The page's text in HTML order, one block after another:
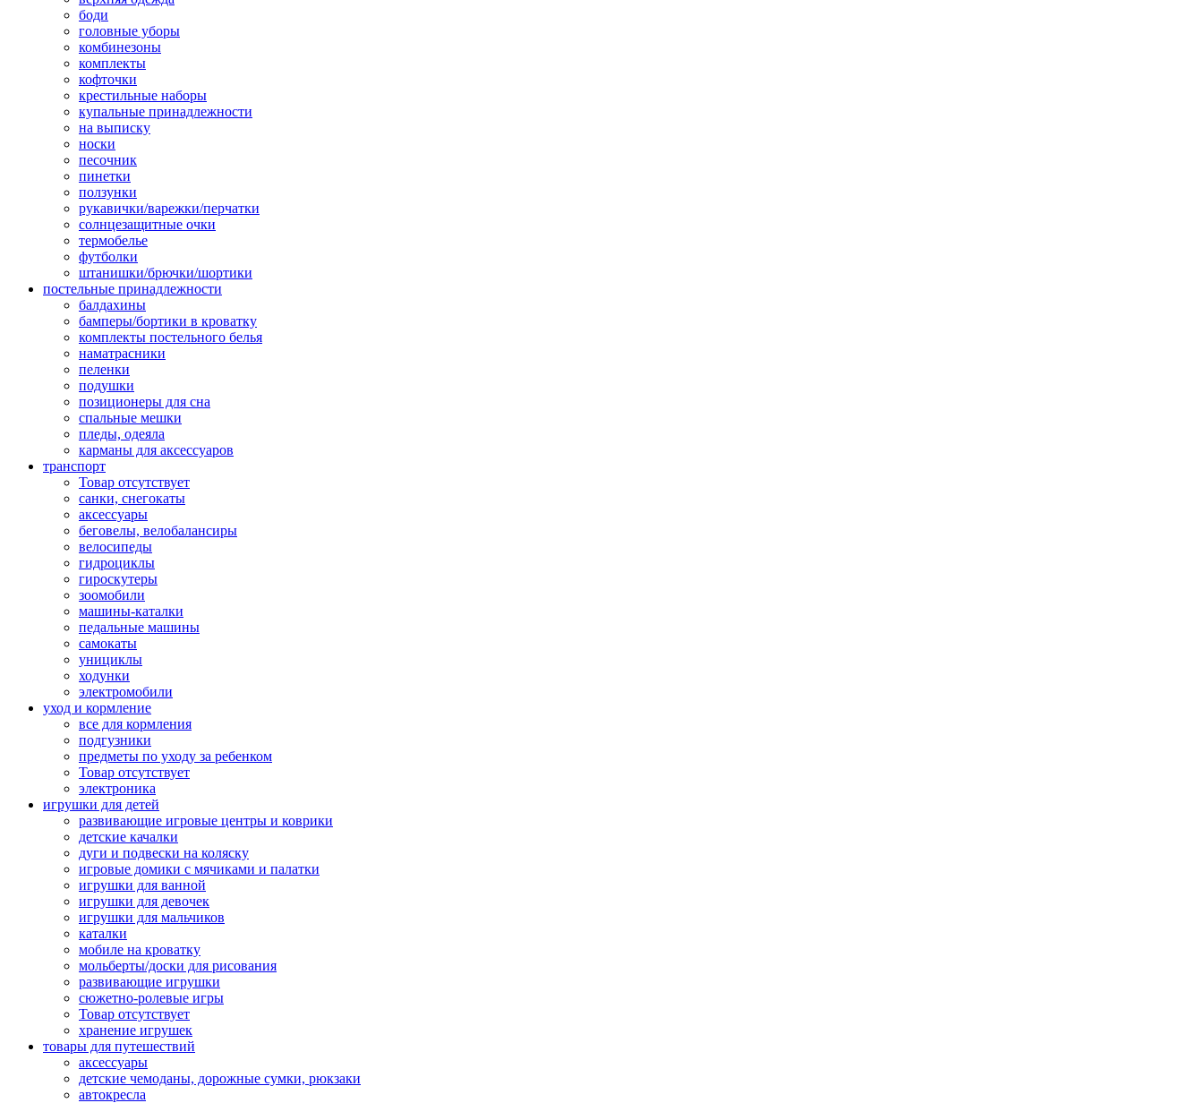
боди
головные уборы
комбинезоны
комплекты
кофточки
крестильные наборы
купальные принадлежности
на выписку
носки
песочник
пинетки
ползунки
рукавички/варежки/перчатки
солнцезащитные очки
термобелье
футболки
штанишки/брючки/шортики
постельные принадлежности
балдахины
бамперы/бортики в кроватку
комплекты постельного белья
наматрасники
пеленки
подушки
позиционеры для сна
спальные мешки
пледы, одеяла
карманы для аксеcсуаров
транспорт
Товар отсутствует
санки, снегокаты
аксессуары
беговелы, велобалансиры
велосипеды
гидроциклы
гироскутеры
зоомобили
машины-каталки
педальные машины
самокаты
унициклы
ходунки
электромобили
уход и кормление
все для кормления
подгузники
предметы по уходу за ребенком
Товар отсутствует
электроника
игрушки для детей
развивающие игровые центры и коврики
детские качалки
дуги и подвески на коляску
игровые домики с мячиками и палатки
игрушки для ванной
игрушки для девочек
игрушки для мальчиков
каталки
мобиле на кроватку
мольберты/доски для рисования
развивающие игрушки
сюжетно-ролевые игры
Товар отсутствует
хранение игрушек
товары для путешествий
аксессуары
детские чемоданы, дорожные сумки, рюкзаки
автокресла